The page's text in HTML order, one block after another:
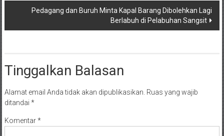
Pedagang dan Buruh Minta Kapal Barang Dibolehkan Lagi
Berlabuh di Pelabuhan Sangsit
Tinggalkan Balasan
Alamat email Anda tidak akan dipublikasikan. Ruas yang wajib
ditandai *
Komentar*